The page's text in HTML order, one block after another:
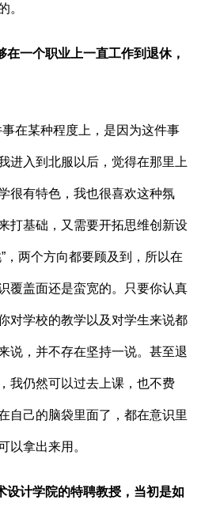
。
在一个职业上一直工作到退休，
事在某种程度上，是因为这件事
进入到北服以后，觉得在那里上
很有特色，我也很喜欢这种氛
打基础，又需要开拓思维创新设
，两个方向都要顾及到，所以在
覆盖面还是蛮宽的。只要你认真
对学校的教学以及对学生来说都
说，并不存在坚持一说。甚至退
我仍然可以过去上课，也不费
自己的脑袋里面了，都在意识里
以拿出来用。
设计学院的特聘教授，当初是如